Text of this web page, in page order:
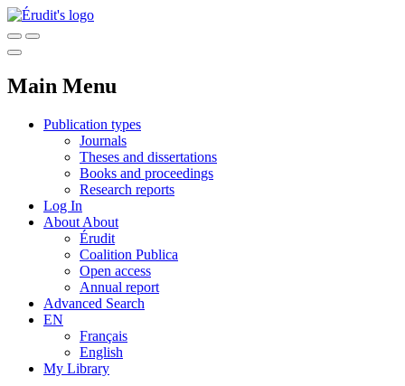
Main Menu
Publication types
Journals
Theses and dissertations
Books and proceedings
Research reports
Log In
About About
Érudit
Coalition Publica
Open access
Annual report
Advanced Search
EN
Français
English
My Library